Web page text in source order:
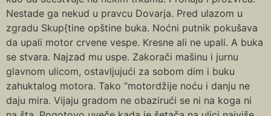
Nestade ga nekud u pravcu Dovarja. Pred ulazom u
zgradu Skup{tine opštine buka. Noćni putnik pokušava
da upali motor crvene vespe. Kresne ali ne upali. A buka
se stvara. Najzad mu uspe. Zakorači mašinu i jurnu
glavnom ulicom, ostavljujući za sobom dim i buku
zahuktalog motora. Tako “motordžije noću i danju ne
daju mira. Vijaju gradom ne obazirući se ni na koga ni